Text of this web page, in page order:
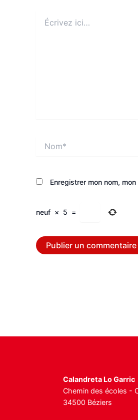
ici…
Enregistrer mon nom,
neuf × 5 =
Calandreta Lo Garric
Chemin des écoles -
34500 Béziers